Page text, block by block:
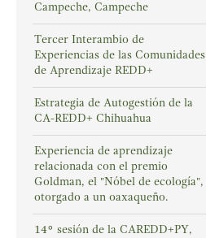
Campeche, Campeche
Tercer Interambio de
Experiencias de las Comunidades
de Aprendizaje REDD+
Estrategia de Autogestión de la
CA-REDD+ Chihuahua
Experiencia de aprendizaje
relacionada con el premio
Goldman, el "Nóbel de ecología",
otorgado a un oaxaqueño.
14° sesión de la CAREDD+PY,